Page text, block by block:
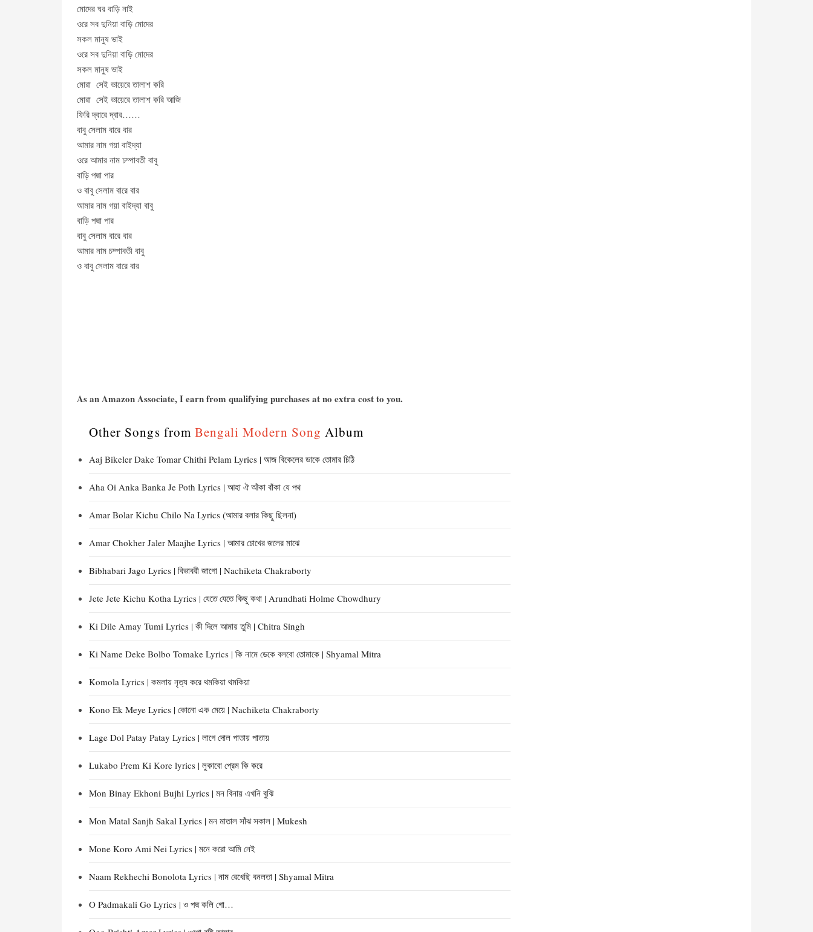
মোদের ঘর বাড়ি নাই
ওরে সব দুনিয়া বাড়ি মোদের
সকল মানুষ ভাই
ওরে সব দুনিয়া বাড়ি মোদের
সকল মানুষ ভাই
মোরা সেই ভায়েরে তালাশ করি
মোরা সেই ভায়েরে তালাশ করি আজি
ফিরি দ্বারে দ্বার……
বাবু সেলাম বারে বার
আমার নাম গয়া বাইদ্যা
ওরে আমার নাম চম্পাবতী বাবু
বাড়ি পদ্মা পার
ও বাবু সেলাম বারে বার
আমার নাম গয়া বাইদ্যা বাবু
বাড়ি পদ্মা পার
বাবু সেলাম বারে বার
আমার নাম চম্পাবতী বাবু
ও বাবু সেলাম বারে বার
As an Amazon Associate, I earn from qualifying purchases at no extra cost to you.
Other Songs from Bengali Modern Song Album
Aaj Bikeler Dake Tomar Chithi Pelam Lyrics | আজ বিকেলের ডাকে তোমার চিঠি
Aha Oi Anka Banka Je Poth Lyrics | আহা ঐ আঁকা বাঁকা যে পথ
Amar Bolar Kichu Chilo Na Lyrics (আমার বলার কিছু ছিলনা)
Amar Chokher Jaler Maajhe Lyrics | আমার চোখের জলের মাঝে
Bibhabari Jago Lyrics | বিভাবরী জাগো | Nachiketa Chakraborty
Jete Jete Kichu Kotha Lyrics | যেতে যেতে কিছু কথা | Arundhati Holme Chowdhury
Ki Dile Amay Tumi Lyrics | কী দিলে আমায় তুমি | Chitra Singh
Ki Name Deke Bolbo Tomake Lyrics | কি নামে ডেকে বলবো তোমাকে | Shyamal Mitra
Komola Lyrics | কমলায় নৃত্য করে থমকিয়া থমকিয়া
Kono Ek Meye Lyrics | কোনো এক মেয়ে | Nachiketa Chakraborty
Lage Dol Patay Patay Lyrics | লাগে দোল পাতায় পাতায়
Lukabo Prem Ki Kore lyrics | লুকাবো প্রেম কি করে
Mon Binay Ekhoni Bujhi Lyrics | মন বিনায় এখনি বুঝি
Mon Matal Sanjh Sakal Lyrics | মন মাতাল সাঁঝ সকাল | Mukesh
Mone Koro Ami Nei Lyrics | মনে করো আমি নেই
Naam Rekhechi Bonolota Lyrics | নাম রেখেছি বনলতা | Shyamal Mitra
O Padmakali Go Lyrics | ও পদ্ম কলি গো…